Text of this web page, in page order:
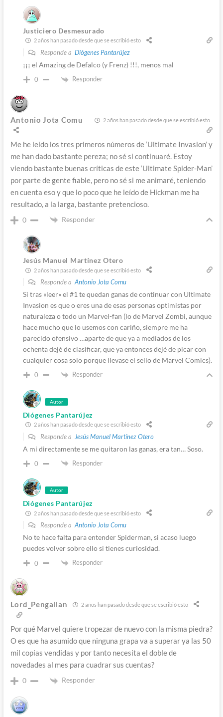
Justiciero Desmesurado
2 años han pasado desde que se escribió esto
Responde a Diógenes Pantarújez
¡¡¡ el Amazing de Defalco (y Frenz) !!!, menos mal
0 Responder
Antonio Jota Comu 2 años han pasado desde que se escribió esto
Me he leído los tres primeros números de ‘Ultimate Invasion’ y
me han dado bastante pereza; no sé si continuaré. Estoy
viendo bastante buenas críticas de este ‘Ultimate Spider-Man’
por parte de gente fiable, pero no sé si me animaré, teniendo
en cuenta eso y que lo poco que he leído de Hickman me ha
resultado, a la larga, bastante pretencioso.
0 Responder
Jesús Manuel Martínez Otero
2 años han pasado desde que se escribió esto
Responde a Antonio Jota Comu
Si tras «leer» el #1 te quedan ganas de continuar con Ultimate
Invasion es que o eres una de esas personas optimistas por
naturaleza o todo un Marvel-fan (lo de Marvel Zombi, aunque
hace mucho que lo usemos con cariño, siempre me ha
parecido ofensivo …aparte de que ya a mediados de los
ochenta dejé de clasificar, que ya entonces dejé de picar con
cualquier cosa solo porque llevase el sello de Marvel Comics).
0 Responder
Autor
Diógenes Pantarújez
2 años han pasado desde que se escribió esto
Responde a Jesús Manuel Martínez Otero
A mi directamente se me quitaron las ganas, era tan… Soso.
0 Responder
Autor
Diógenes Pantarújez
2 años han pasado desde que se escribió esto
Responde aAntonio Jota Comu
No te hace falta para entender Spiderman, si acaso luego
puedes volver sobre ello si tienes curiosidad.
0 Responder
Lord_Pengallan 2 años han pasado desde que se escribió esto
Por qué Marvel quiere tropezar de nuevo con la misma piedra?
O es que ha asumido que ninguna grapa va a superar ya las 50
mil copias vendidas y por tanto necesita el doble de
novedades al mes para cuadrar sus cuentas?
0 Responder